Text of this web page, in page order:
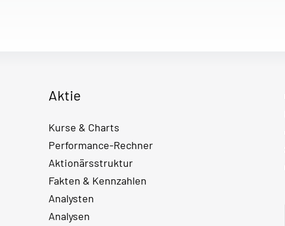
Aktie
Kurse & Charts
Performance-Rechner
Aktionärsstruktur
Fakten & Kennzahlen
Analysten
Analysen